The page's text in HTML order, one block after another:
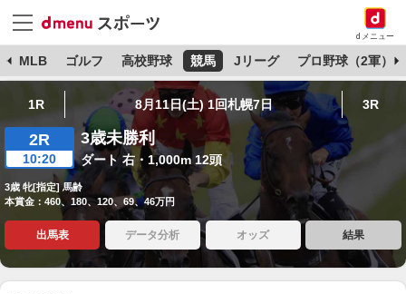
dメニュー
MLB ゴルフ 高校野球 競馬 Jリーグ プロ野球（2軍）
1R 8月11日(土) 1回札幌7日 3R
2R
10:20
3歳未勝利
ダート 右・1,000m 12頭
3歳 牝[指定] 馬齢
本賞金：460、180、120、69、46万円
出馬表 データ分析 オッズ 結果